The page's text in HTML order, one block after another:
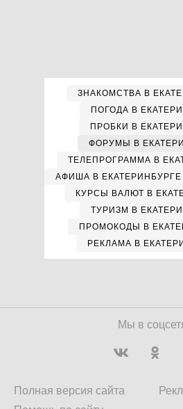
ЗНАКОМСТВА В
ПОГОДА В
ПРОБКИ В
ФОРУМЫ В
ТЕЛЕПРОГРАММА В
АФИША В ЕКАТЕРИНБУРГЕ
КУРСЫ ВАЛЮТ В
ТУРИЗМ В
ПРОМОКОДЫ В
РЕКЛАМА В
Мы в
Полная версия сайта